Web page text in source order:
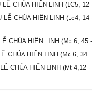
CHÚA HIỂN LINH (LC5, 12
LỄ CHÚA HIỂN LINH (Lc4, 14
CHÚA HIỂN LINH (Mc 6, 45
CHÚA HIỂN LINH (Mc 6, 34
CHÚA HIỂN LINH (Mt 4,12 -